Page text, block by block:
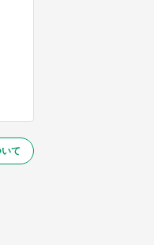
台
ー
て